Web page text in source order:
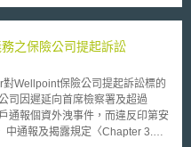
臨難以達成的重大風險，政府應迅
了先就相關事項為一整理，之後亦
要討論的判
。在McRO案，法院認為有關利用
統(automatic lip synchronization
求項係屬有效。審查者在適用
對請求項進行整體考量，且不應忽
為抽象概念。其並指出「電腦相
之保險公司提起訴訟
Wellpoint保險公司提起訴訟標的
司因遲延向首席檢察署及超過
通報個資外洩事件，而違反印第安
中通報及揭露規定〈Chapter 3.